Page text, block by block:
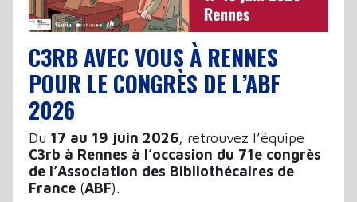
C3RB AVEC VOUS À RENNES
POUR LE CONGRÈS DE L’ABF
2026
Du 17 au 19 juin 2026, retrouvez l’équipe
C3rb à Rennes à l’occasion du 71e congrès
de l’Association des Bibliothécaires de
France (ABF).